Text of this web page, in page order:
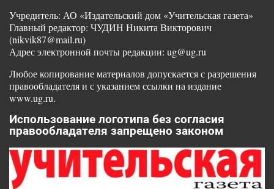
Учредитель: АО «Издательский дом «Учительская газета»
Главный редактор: ЧУДИН Никита Викторович
(nikvik87@mail.ru)
Адрес электронной почты редакции: ug@ug.ru
Любое копирование материалов допускается с разрешения
правообладателя и с указанием ссылки на издание
www.ug.ru.
Использование логотипа без согласия
правообладателя запрещено законом